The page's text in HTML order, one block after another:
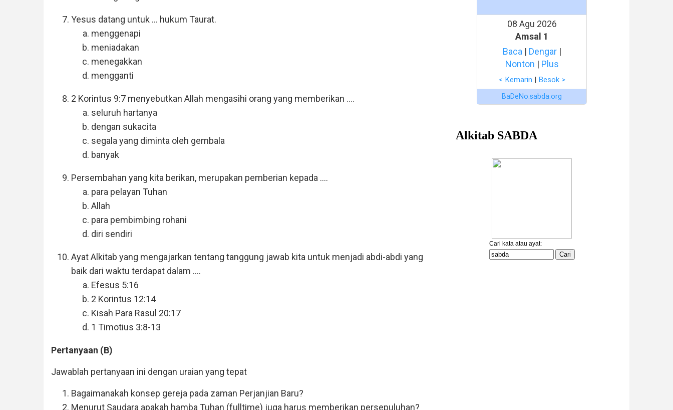
Yesus datang untuk ... hukum Taurat.
menggenapi
meniadakan
menegakkan
mengganti
2 Korintus 9:7 menyebutkan Allah mengasihi orang yang memberikan ....
seluruh hartanya
dengan sukacita
segala yang diminta oleh gembala
banyak
Persembahan yang kita berikan, merupakan pemberian kepada ....
para pelayan Tuhan
Allah
para pembimbing rohani
diri sendiri
Ayat Alkitab yang mengajarkan tentang tanggung jawab kita untuk menjadi abdi-abdi yang
baik dari waktu terdapat dalam ....
Efesus 5:16
2 Korintus 12:14
Kisah Para Rasul 20:17
1 Timotius 3:8-13
Pertanyaan (B)
Jawablah pertanyaan ini dengan uraian yang tepat
Bagaimanakah konsep gereja pada zaman Perjanjian Baru?
Menurut Saudara apakah hamba Tuhan (fulltime) juga harus memberikan persepuluhan?
08 Agu 2026
Amsal 1
Baca | Dengar|
Nonton | Plus
< Kemarin | Besok >
BaDeNo.sabda.org